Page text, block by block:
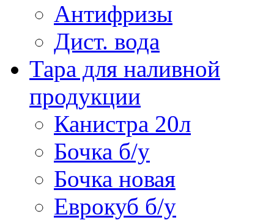
Антифризы
Дист. вода
Тара для наливной
продукции
Канистра 20л
Бочка б/у
Бочка новая
Еврокуб б/у